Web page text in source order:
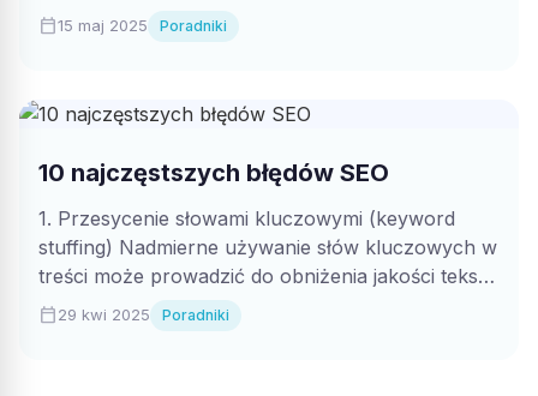
przygotowana...
calendar_today15 maj 2025 Poradniki
10 najczęstszych błędów SEO
1. Przesycenie słowami kluczowymi (keyword
stuffing) Nadmierne używanie słów kluczowych w
treści może prowadzić do obniżenia jakości tekstu
i zniechęcić...
calendar_today29 kwi 2025 Poradniki